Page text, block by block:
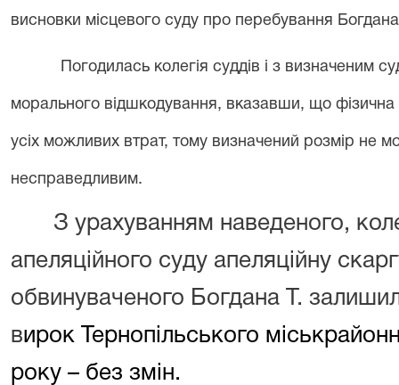
висновки місцевого суду про перебування
Погодилась колегія суддів і з визначеним
морального відшкодування, вказавши, що фізична
усіх можливих втрат, тому визначений розмір не
несправедливим.
З урахуванням наведеного,
апеляційного суду апеляційну
обвинуваченого Богдана Т.
вирок Тернопільського
року – без змін.